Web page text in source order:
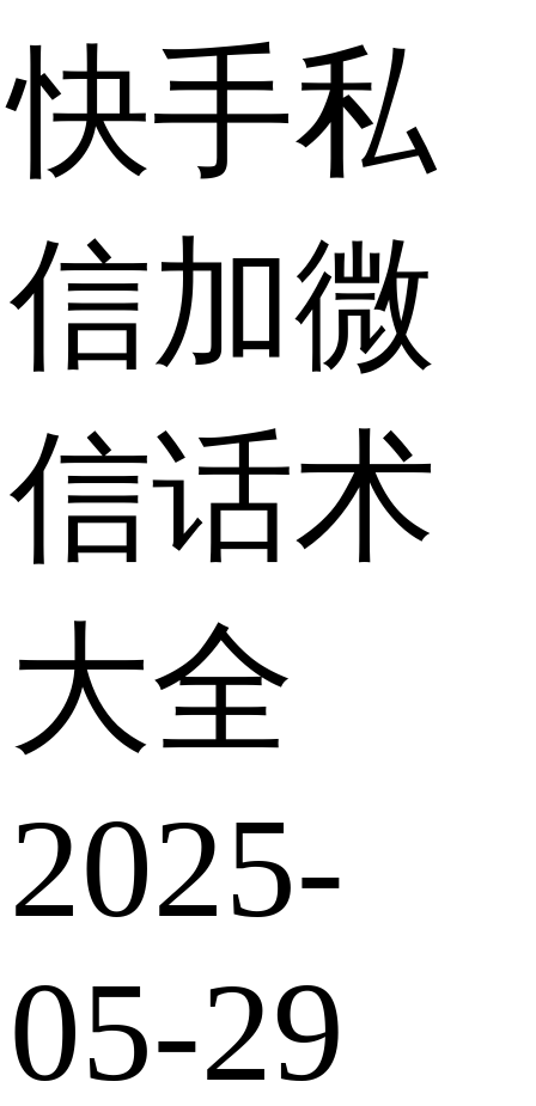
快手私
信加微
信话术
大全
2025-
05-29